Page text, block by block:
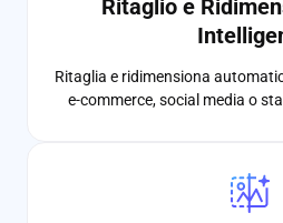
Ritaglio e
Ritaglia e ridimensiona
e-commerce, social media o